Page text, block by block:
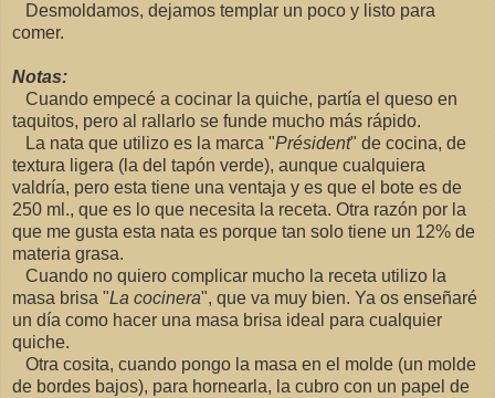
Desmoldamos, dejamos templar un poco y listo para
comer.
Notas:
Cuando empecé a cocinar la quiche, partía el queso en
taquitos, pero al rallarlo se funde mucho más rápido.
La nata que utilizo es la marca "Président" de cocina, de
textura ligera (la del tapón verde), aunque cualquiera
valdría, pero esta tiene una ventaja y es que el bote es de
250 ml., que es lo que necesita la receta. Otra razón por la
que me gusta esta nata es porque tan solo tiene un 12% de
materia grasa.
Cuando no quiero complicar mucho la receta utilizo la
masa brisa "La cocinera", que va muy bien. Ya os enseñaré
un día como hacer una masa brisa ideal para cualquier
quiche.
Otra cosita, cuando pongo la masa en el molde (un molde
de bordes bajos), para hornearla, la cubro con un papel de